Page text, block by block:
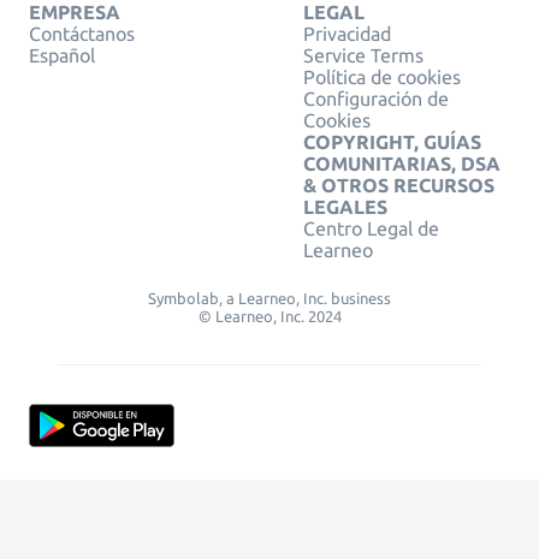
EMPRESA
Contáctanos
Español
LEGAL
Privacidad
Service Terms
Política de cookies
Configuración de
Cookies
COPYRIGHT, GUÍAS
COMUNITARIAS, DSA
& OTROS RECURSOS
LEGALES
Centro Legal de
Learneo
Symbolab, a Learneo, Inc. business
© Learneo, Inc. 2024